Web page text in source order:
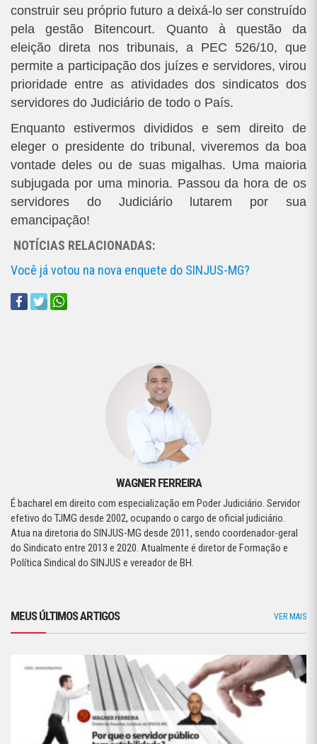
construir seu próprio futuro a deixá-lo ser construído
pela gestão Bitencourt. Quanto à questão da
eleição direta nos tribunais, a PEC 526/10, que
permite a participação dos juízes e servidores, virou
prioridade entre as atividades dos sindicatos dos
servidores do Judiciário de todo o País.
Enquanto estivermos divididos e sem direito de
eleger o presidente do tribunal, viveremos da boa
vontade deles ou de suas migalhas. Uma maioria
subjugada por uma minoria. Passou da hora de os
servidores do Judiciário lutarem por sua
emancipação!
NOTÍCIAS RELACIONADAS:
Você já votou na nova enquete do SINJUS-MG?
WAGNER FERREIRA
É bacharel em direito com especialização em Poder Judiciário. Servidor
efetivo do TJMG desde 2002, ocupando o cargo de oficial judiciário.
Atua na diretoria do SINJUS-MG desde 2011, sendo coordenador-geral
do Sindicato entre 2013 e 2020. Atualmente é diretor de Formação e
Política Sindical do SINJUS e vereador de BH.
MEUS ÚLTIMOS ARTIGOS VER MAIS